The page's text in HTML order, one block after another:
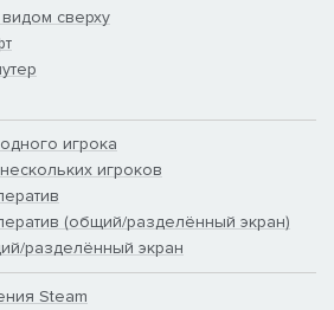
сверху
игрока
игроков
(общий/разделённый экран)
разделённый экран
Steam